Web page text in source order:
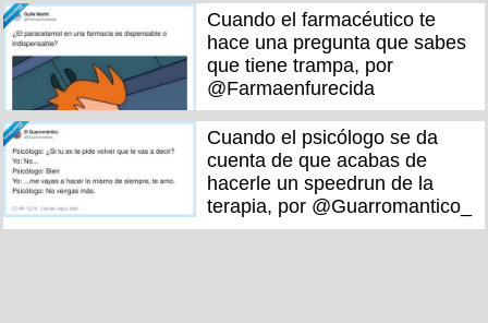
Cuando el farmacéutico te
hace una pregunta que sabes
que tiene trampa, por
@Farmaenfurecida
Cuando el psicólogo se da
cuenta de que acabas de
hacerle un speedrun de la
terapia, por @Guarromantico_